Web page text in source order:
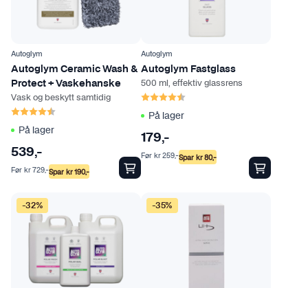
Autoglym
Autoglym Ceramic Wash &
Protect + Vaskehanske
Vask og beskytt samtidig
Karakter:
På lager
539,-
Spar kr190,-
Før kr729,-
Autoglym
Autoglym Fastglass
500 ml, effektiv glassrens
Karakter:
På lager
179,-
Spar kr80,-
Før kr259,-
-32% -35%